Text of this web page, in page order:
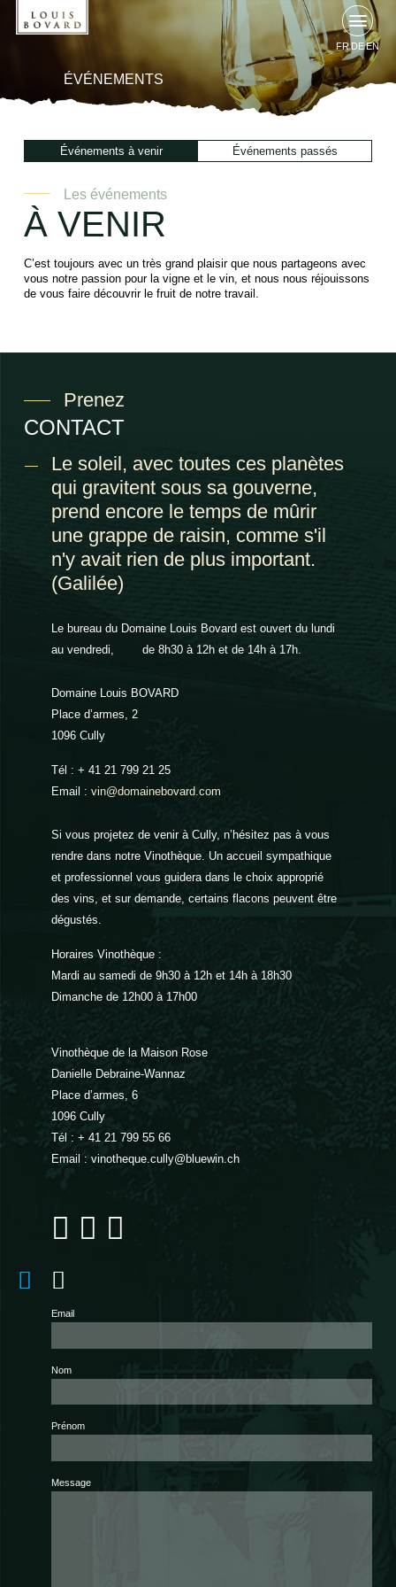
FRDEEN
ÉVÉNEMENTS
Événements à venir Événements passés
Les événements
À VENIR
C’est toujours avec un très grand plaisir que nous partageons avec
vous notre passion pour la vigne et le vin, et nous nous réjouissons
de vous faire découvrir le fruit de notre travail.
Prenez
CONTACT
Le soleil, avec toutes ces planètes
qui gravitent sous sa gouverne,
prend encore le temps de mûrir
une grappe de raisin, comme s'il
n'y avait rien de plus important.
(Galilée)
Le bureau du Domaine Louis Bovard est ouvert du lundi
au vendredi, de 8h30 à 12h et de 14h à 17h.
Domaine Louis BOVARD
Place d’armes, 2
1096 Cully
Tél : + 41 21 799 21 25
Email :vin@domainebovard.com
Si vous projetez de venir à Cully, n’hésitez pas à vous
rendre dans notre Vinothèque. Un accueil sympathique
et professionnel vous guidera dans le choix approprié
des vins, et sur demande, certains flacons peuvent être
dégustés.
Horaires Vinothèque :
Mardi au samedi de 9h30 à 12h et 14h à 18h30
Dimanche de 12h00 à 17h00
Vinothèque de la Maison Rose
Danielle Debraine-Wannaz
Place d’armes, 6
1096 Cully
Tél : + 41 21 799 55 66
Email : vinotheque.cully@bluewin.ch
Email
Nom
Prénom
Message